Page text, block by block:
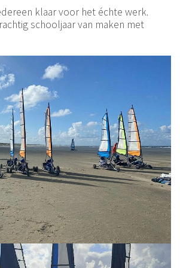
klaar voor het échte werk.
schooljaar van maken met